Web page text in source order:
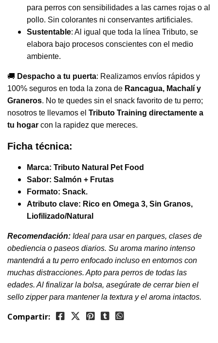
para perros con sensibilidades a las carnes rojas o al
pollo. Sin colorantes ni conservantes artificiales.
Sustentable: Al igual que toda la línea Tributo, se
elabora bajo procesos conscientes con el medio
ambiente.
🚚 Despacho a tu puerta: Realizamos envíos rápidos y
100% seguros en toda la zona de Rancagua, Machalí y
Graneros. No te quedes sin el snack favorito de tu perro;
nosotros te llevamos el Tributo Training directamente a
tu hogar con la rapidez que mereces.
Ficha técnica:
Marca: Tributo Natural Pet Food
Sabor: Salmón + Frutas
Formato: Snack.
Atributo clave: Rico en Omega 3, Sin Granos,
Liofilizado/Natural
Recomendación: Ideal para usar en parques, clases de
obediencia o paseos diarios. Su aroma marino intenso
mantendrá a tu perro enfocado incluso en entornos con
muchas distracciones. Apto para perros de todas las
edades. Al finalizar la bolsa, asegúrate de cerrar bien el
sello zipper para mantener la textura y el aroma intactos.
Compartir: